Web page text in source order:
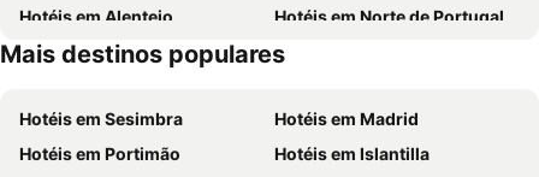
Hotéis em Alentejo
Hotéis em Norte de Portugal
Hotéis em Centro de Portugal
Hotéis em Sul de Espanha
Mais destinos populares
Hotéis em Sesimbra
Hotéis em Madrid
Hotéis em Portimão
Hotéis em Islantilla